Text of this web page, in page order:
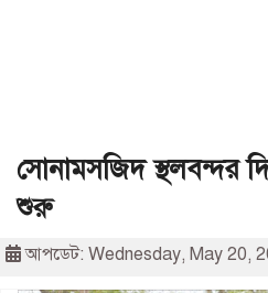
সোনামসজিদ স্থলবন্দর
শুরু
আপডেট: Wednesday, May 20,